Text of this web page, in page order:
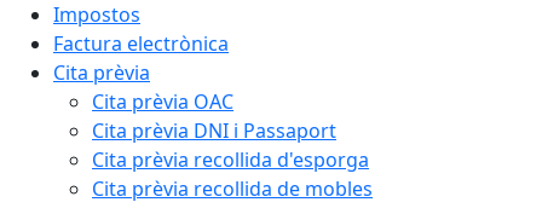
Impostos
Factura electrònica
Cita prèvia
Cita prèvia OAC
Cita prèvia DNI i Passaport
Cita prèvia recollida d'esporga
Cita prèvia recollida de mobles